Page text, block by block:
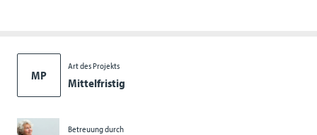
MP
Art des Projekts
Mittelfristig
Betreuung durch